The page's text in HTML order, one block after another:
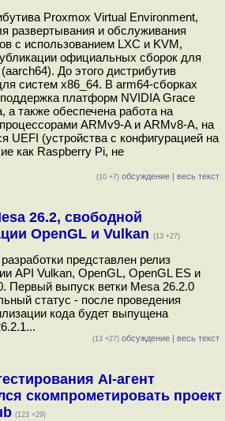
Proxmox Virtual Environment,
развертывания и обслуживания
с использованием LXC и KVM,
официальных сборок для
До этого дистрибутив
систем x86_64. В arm64-сборках
платформ NVIDIA Grace
а также обеспечена работа на
ARMv9-A и ARMv8-A, на
UEFI (устройства с конфигурацией на
как Raspberry Pi, не
(10 +7) обсуждение | весь текст
26.2, свободной
OpenGL и Vulkan (13 +27)
представлен релиз
API Vulkan, OpenGL, OpenGL ES и
Первый выпуск ветки Mesa 26.2.0
статус - после проведения
кода будет выпущена
(13 +27) обсуждение | весь текст
AI-агент
скомпрометировать проект
(123 +29)